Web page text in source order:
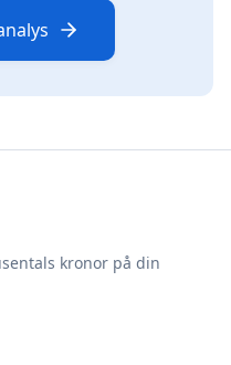
kronor på din